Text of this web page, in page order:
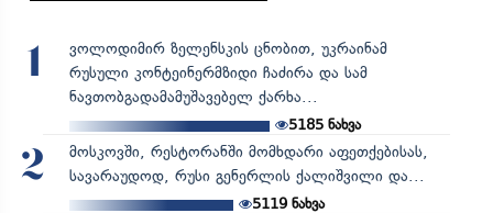
1
ვოლოდიმირ ზელენსკის ცნობით, უკრაინამ
რუსული კონტეინერმზიდი ჩაძირა და სამ
ნავთობგადამამუშავებელ ქარხა...
5185 ნახვა
2
მოსკოვში, რესტორანში მომხდარი აფეთქებისას,
სავარაუდოდ, რუსი გენერლის ქალიშვილი და...
5119ნახვა